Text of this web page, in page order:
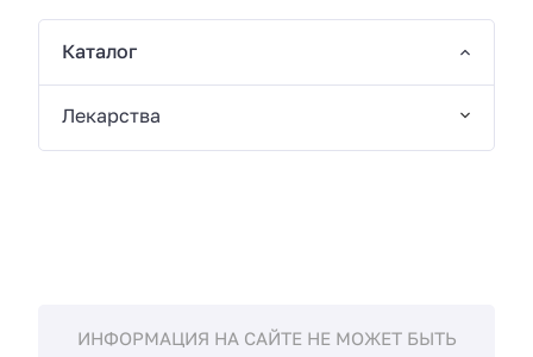
Каталог
Лекарства
ИНФОРМАЦИЯ НА САЙТЕ НЕ МОЖЕТ БЫТЬ